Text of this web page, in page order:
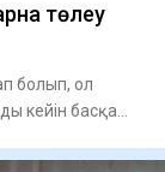
төлеу
болып, ол
кейін басқа